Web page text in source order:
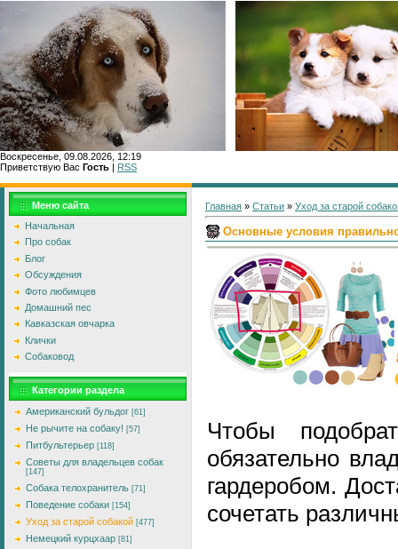
Воскресенье, 09.08.2026, 12:19
Приветствую Вас Гость | RSS
Меню сайта
Начальная
Про собак
Блог
Обсуждения
Фото любимцев
Домашний пес
Кавказская овчарка
Клички
Собаковод
Категории раздела
Американский бульдог [61]
Не рычите на собаку! [57]
Питбультерьер [118]
Советы для владельцев собак
[147]
Собака телохранитель [71]
Поведение собаки [154]
Уход за старой собакой [477]
Немецкий курцхаар [81]
Главная » Статьи » Уход за старой
Основные условия
Чтобы
обязательно
гардеробом.
сочетать